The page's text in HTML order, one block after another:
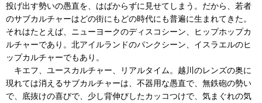
投げ出す勢いの愚直を、はばからずに見せてしまう。だから、若者
のサブカルチャーはどの街にもどの時代にも普遍に生まれてきた。
それはたとえば、ニューヨークのディスコシーン、ヒップホップカ
ルチャーであり。北アイルランドのパンクシーン、イスラエルのヒ
ップカルチャーでもあり。
キエフ、ユースカルチャー、リアルタイム。越川のレンズの奥に
現れては消えるサブカルチャーは、不器用な愚直で、無鉄砲の勢い
で、底抜けの喜びで、少し背伸びしたカッコつけで、気まぐれの気